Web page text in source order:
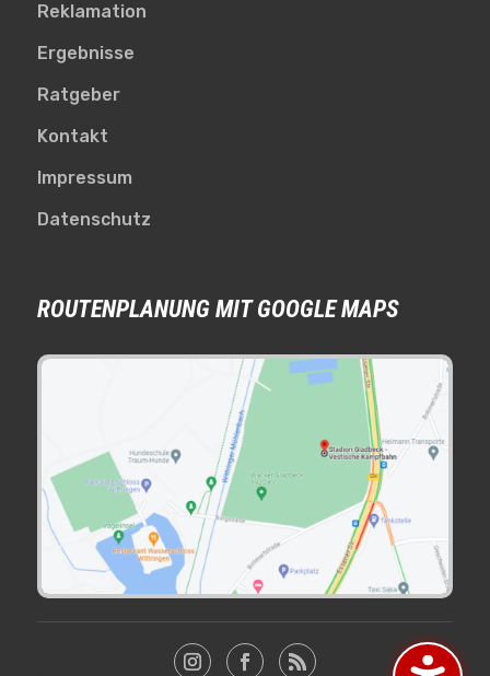
Reklamation
Ergebnisse
Ratgeber
Kontakt
Impressum
Datenschutz
ROUTENPLANUNG MIT GOOGLE MAPS